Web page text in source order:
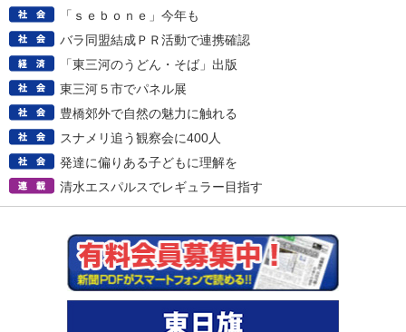
「ｓｅｂｏｎｅ」今年も
バラ同盟結成ＰＲ活動で連携確認
「東三河のうどん・そば」出版
東三河５市でパネル展
豊橋郊外で自然の魅力に触れる
スナメリ追う観察会に400人
発達に偏りある子どもに理解を
清水エスパルスでレギュラー目指す